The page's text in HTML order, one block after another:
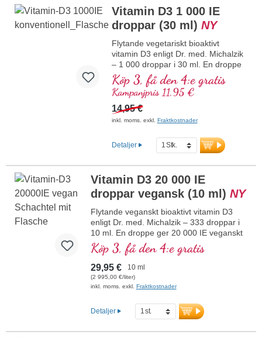
laboratorietestat. Utvecklat av läkare.
mer information om vitamin D3 + K2
Vitamin D3 1 000 IE
droppar (30 ml) NY
Flytande vegetariskt bioaktivt
vitamin D3 enligt Dr. med. Michalzik
– 1 000 droppar i 30 ml. En droppe
ger 1 000 IE vitamin D3. Högsta
premiumkvalitet. Löst i skyddande
MCT-olja från kokos som odlats utan
pesticider för bättre biotillgänglighet.
Denna optimala kombination bidrar
bidrar till normal muskelfunktion
samt till immunsystemets normala
genteknik i egen kontrollerad
produktion som har funnits i 25 år,
vegetariskt, utan tillsatser och
laboratorietestat. Utvecklat av
läkare.
mer information om vitamin D3
+ K2
Köp 3, få den 4:e gratis
Kampanjpris 11,95 €
14,95 €
inkl. moms. exkl. Fraktkostnader
Detaljer
Vitamin D3 20 000 IE
droppar vegansk (10 ml) NY
Flytande veganskt bioaktivt vitamin D3
enligt Dr. med. Michalzik – 333 droppar i
10 ml. En droppe ger 20 000 IE veganskt
vitamin D3. Högsta premiumkvalitet från
högkvalitativt kontrollerade lavar (inte från
alger!) helt växtbaserat 100 % veganskt.
Löst i skyddande kokos-MCT-olja, odlad
utan bekämpningsmedel, för bättre
kombination stödjer bibehållandet av
normal benstomme, bidrar till normal
Köp 3, få den 4:e gratis
29,95 € 10 ml
(2 995,00 €/liter)
inkl. moms. exkl. Fraktkostnader
Detaljer